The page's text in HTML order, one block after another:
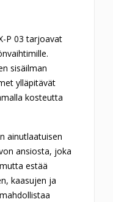
P 03 tarjoavat
sisäilman
ylläpitävät
kosteutta
ainutlaatuisen
ansiosta, joka
estää
kaasujen ja